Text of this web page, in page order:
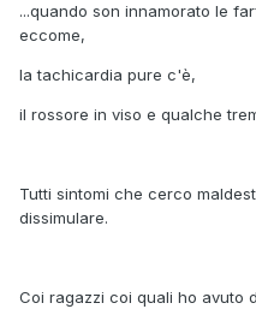
...quando son innamorato le
eccome,
la tachicardia pure c'è,
il rossore in viso e qualche
Tutti sintomi che cerco
dissimulare.
Coi ragazzi coi quali ho avuto